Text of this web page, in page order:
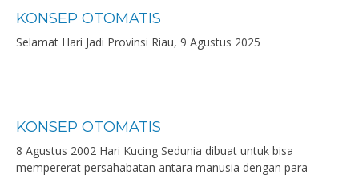
KONSEP OTOMATIS
Selamat Hari Jadi Provinsi Riau, 9 Agustus 2025
KONSEP OTOMATIS
8 Agustus 2002 Hari Kucing Sedunia dibuat untuk bisa
mempererat persahabatan antara manusia dengan para